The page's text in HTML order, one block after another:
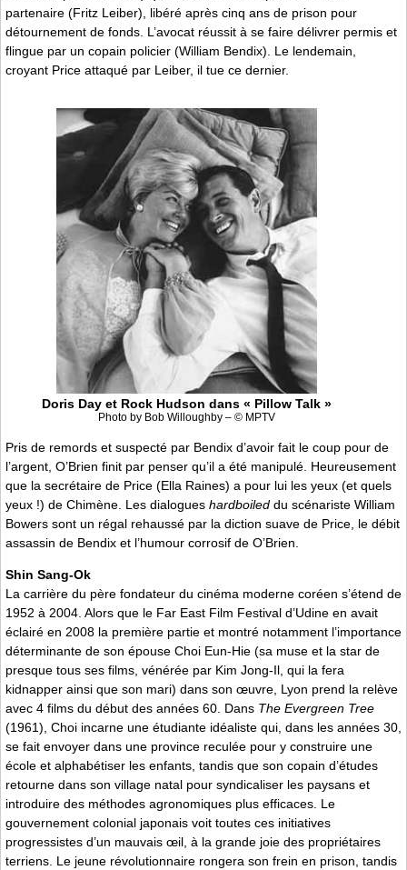
partenaire (Fritz Leiber), libéré après cinq ans de prison pour
détournement de fonds. L’avocat réussit à se faire délivrer permis et
flingue par un copain policier (William Bendix). Le lendemain,
croyant Price attaqué par Leiber, il tue ce dernier.
Doris Day et Rock Hudson dans « Pillow Talk »
Photo by Bob Willoughby – © MPTV
Pris de remords et suspecté par Bendix d’avoir fait le coup pour de
l’argent, O’Brien finit par penser qu’il a été manipulé. Heureusement
que la secrétaire de Price (Ella Raines) a pour lui les yeux (et quels
yeux !) de Chimène. Les dialogues hardboiled du scénariste William
Bowers sont un régal rehaussé par la diction suave de Price, le débit
assassin de Bendix et l’humour corrosif de O’Brien.
Shin Sang-Ok
La carrière du père fondateur du cinéma moderne coréen s’étend de
1952 à 2004. Alors que le Far East Film Festival d’Udine en avait
éclairé en 2008 la première partie et montré notamment l’importance
déterminante de son épouse Choi Eun-Hie (sa muse et la star de
presque tous ses films, vénérée par Kim Jong-Il, qui la fera
kidnapper ainsi que son mari) dans son œuvre, Lyon prend la relève
avec 4 films du début des années 60. Dans The Evergreen Tree
(1961), Choi incarne une étudiante idéaliste qui, dans les années 30,
se fait envoyer dans une province reculée pour y construire une
école et alphabétiser les enfants, tandis que son copain d’études
retourne dans son village natal pour syndicaliser les paysans et
introduire des méthodes agronomiques plus efficaces. Le
gouvernement colonial japonais voit toutes ces initiatives
progressistes d’un mauvais œil, à la grande joie des propriétaires
terriens. Le jeune révolutionnaire rongera son frein en prison, tandis